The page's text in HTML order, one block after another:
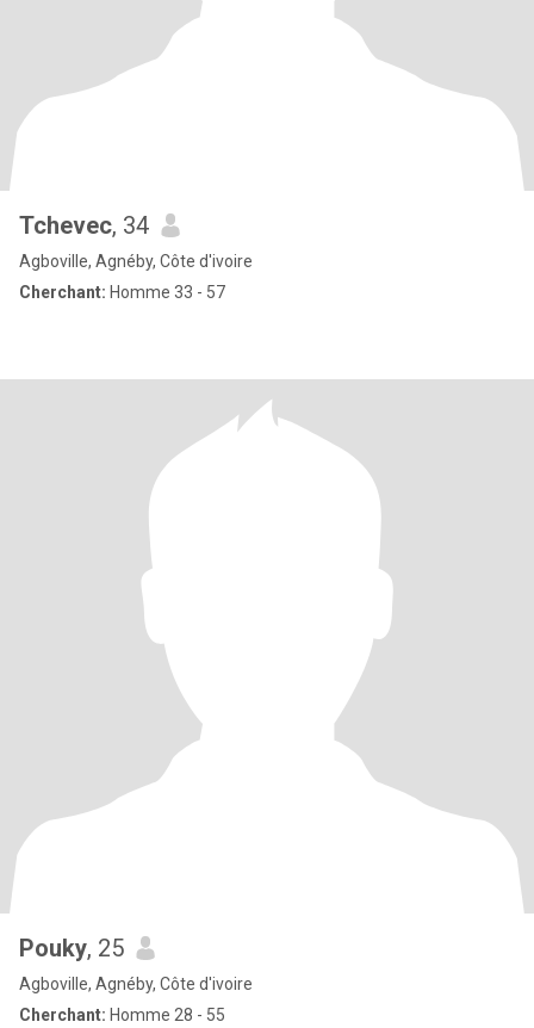
Tchevec, 34
Agboville, Agnéby, Côte d'ivoire
Cherchant: Homme 33 - 57
Pouky, 25
Agboville, Agnéby, Côte d'ivoire
Cherchant: Homme 28 - 55